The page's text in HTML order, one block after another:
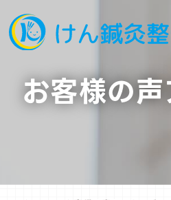
お客様の